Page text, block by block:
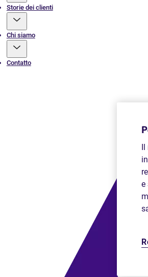
Storie dei clienti
Chi siamo
Contatto
Il
e